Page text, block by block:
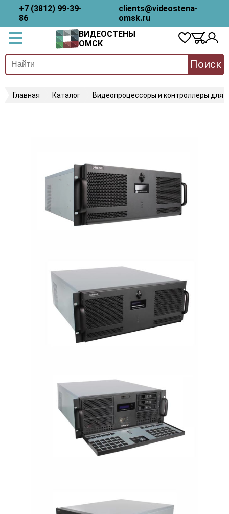
+7 (3812) 99-39-
86
clients@videostena-
omsk.ru
ВИДЕОСТЕНЫ
ОМСК
Поиск
Главная Каталог Видеопроцессоры и контроллеры для